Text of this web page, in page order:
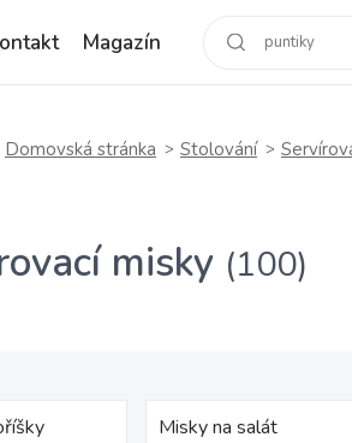
Magazín
Domovská stránka Stolování
misky (100)
Misky na salát